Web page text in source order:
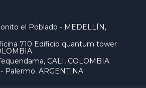
el Poblado - MEDELLÍN,
710 Edificio quantum tower
CALI, COLOMBIA
Palermo. ARGENTINA